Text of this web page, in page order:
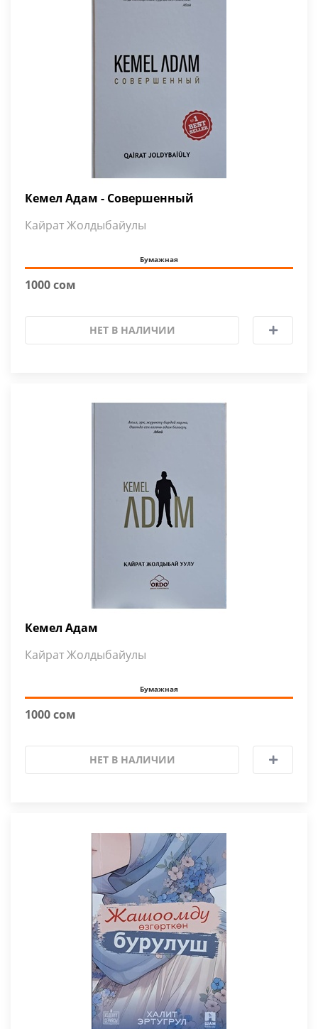
Кемел Адам - Совершенный
Кайрат Жолдыбайулы
Бумажная
1000 сом
НЕТ В НАЛИЧИИ
Кемел Адам
Кайрат Жолдыбайулы
Бумажная
1000 сом
НЕТ В НАЛИЧИИ